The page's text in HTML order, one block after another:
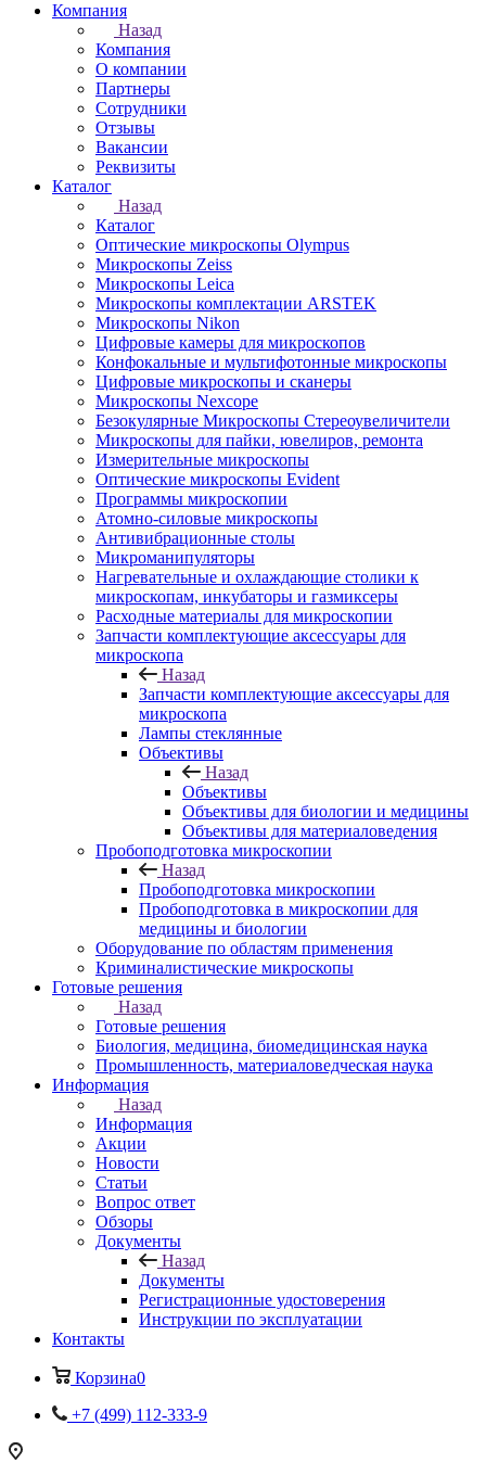
Компания
Назад
Компания
О компании
Партнеры
Сотрудники
Отзывы
Вакансии
Реквизиты
Каталог
Назад
Каталог
Оптические микроскопы Olympus
Микроскопы Zeiss
Микроскопы Leica
Микроскопы комплектации ARSTEK
Микроскопы Nikon
Цифровые камеры для микроскопов
Конфокальные и мультифотонные микроскопы
Цифровые микроскопы и сканеры
Микроскопы Nexcope
Безокулярные Микроскопы Стереоувеличители
Микроскопы для пайки, ювелиров, ремонта
Измерительные микроскопы
Оптические микроскопы Evident
Программы микроскопии
Атомно-силовые микроскопы
Антивибрационные столы
Микроманипуляторы
Нагревательные и охлаждающие столики к
микроскопам, инкубаторы и газмиксеры
Расходные материалы для микроскопии
Запчасти комплектующие аксессуары для
микроскопа
Назад
Запчасти комплектующие аксессуары для
микроскопа
Лампы стеклянные
Объективы
Назад
Объективы
Объективы для биологии и медицины
Объективы для материаловедения
Пробоподготовка микроскопии
Назад
Пробоподготовка микроскопии
Пробоподготовка в микроскопии для
медицины и биологии
Оборудование по областям применения
Криминалистические микроскопы
Готовые решения
Назад
Готовые решения
Биология, медицина, биомедицинская наука
Промышленность, материаловедческая наука
Информация
Назад
Информация
Акции
Новости
Статьи
Вопрос ответ
Обзоры
Документы
Назад
Документы
Регистрационные удостоверения
Инструкции по эксплуатации
Контакты
Корзина0
+7 (499) 112-333-9